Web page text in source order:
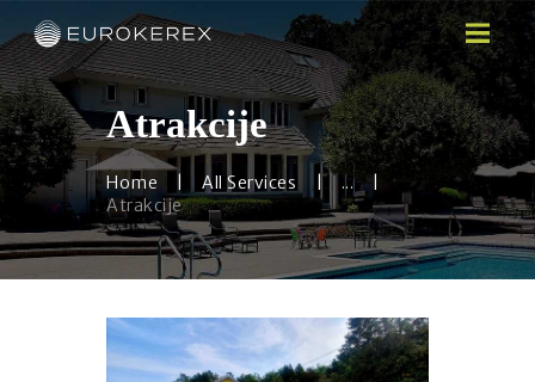
Atrakcije
Home All Services
...
Atrakcije
HOME
O NAMA
BAZENI
BRENDOVI
NOVOSTI